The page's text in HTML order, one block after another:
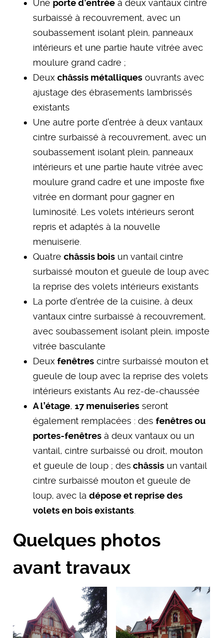
Une porte d’entrée à deux vantaux cintre
surbaissé à recouvrement, avec un
soubassement isolant plein, panneaux
intérieurs et une partie haute vitrée avec
moulure grand cadre ;
Deuxchâssis métalliques ouvrants avec
ajustage des ébrasements lambrissés
existants
Une autre porte d’entrée à deux vantaux
cintre surbaissé à recouvrement, avec un
soubassement isolant plein, panneaux
intérieurs et une partie haute vitrée avec
moulure grand cadre et une imposte fixe
vitrée en dormant pour gagner en
luminosité. Les volets intérieurs seront
repris et adaptés à la nouvelle
menuiserie.
Quatrechâssis bois un vantail cintre
surbaissé mouton et gueule de loup avec
la reprise des volets intérieurs existants
La porte d’entrée de la cuisine, à deux
vantaux cintre surbaissé à recouvrement,
avec soubassement isolant plein, imposte
vitrée basculante
Deuxfenêtres cintre surbaissé mouton et
gueule de loup avec la reprise des volets
intérieurs existants Au rez-de-chaussée
A l’étage,17 menuiseries seront
également remplacées : desfenêtres ou
portes-fenêtres à deux vantaux ou un
vantail, cintre surbaissé ou droit, mouton
et gueule de loup ; des châssis un vantail
cintre surbaissé mouton et gueule de
loup, avec ladépose et reprise des
volets en bois existants
Quelques photos
avant travaux